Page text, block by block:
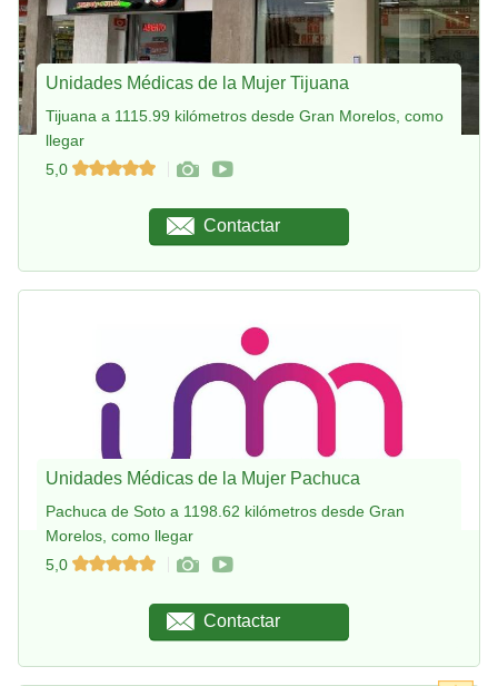
Unidades Médicas de la Mujer Tijuana
Tijuana a 1115.99 kilómetros desde Gran Morelos, como
llegar
5,0
Contactar
Unidades Médicas de la Mujer Pachuca
Pachuca de Soto a 1198.62 kilómetros desde Gran
Morelos, como llegar
5,0
Contactar